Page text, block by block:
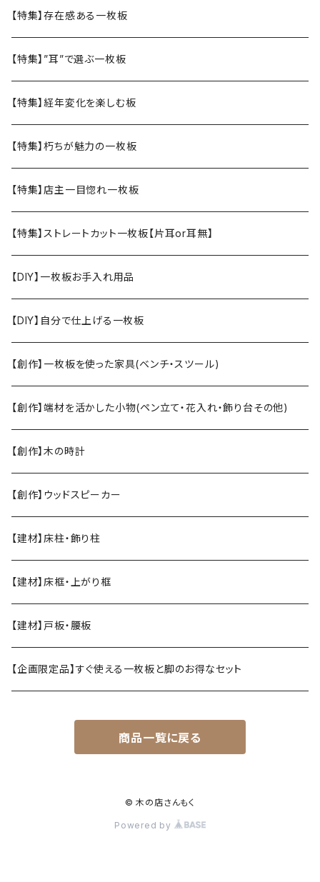
【特集】存在感ある一枚板
【特集】”耳”で選ぶ一枚板
【特集】経年変化を楽しむ板
【特集】朽ちが魅力の一枚板
【特集】店主一目惚れ一枚板
【特集】ストレートカット一枚板【片耳or耳無】
【DIY】一枚板お手入れ用品
【DIY】自分で仕上げる一枚板
【創作】一枚板を使った家具(ベンチ・スツール)
【創作】端材を活かした小物(ペン立て・花入れ・飾り台その他)
【創作】木の時計
【創作】ウッドスピーカー
【建材】床柱・飾り柱
【建材】床框・上がり框
【建材】戸板・腰板
【企画限定品】すぐ使える一枚板と脚のお得なセット
商品一覧に戻る
© 木の店さんもく
Powered by